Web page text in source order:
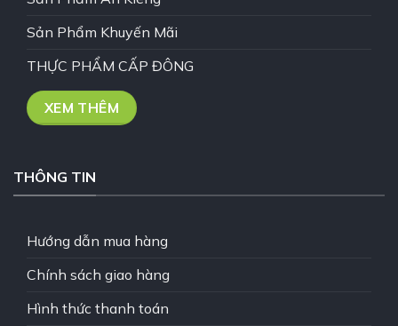
Sản Phẩm Khuyến Mãi
THỰC PHẨM CẤP ĐÔNG
XEM THÊM
THÔNG TIN
Hướng dẫn mua hàng
Chính sách giao hàng
Hình thức thanh toán